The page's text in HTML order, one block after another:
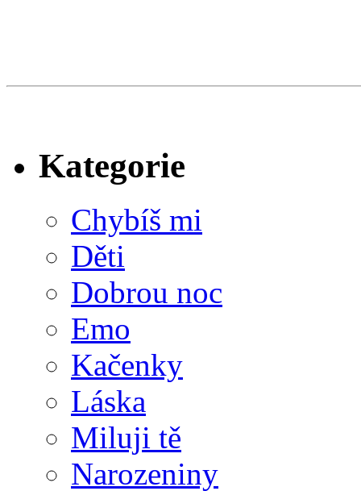
Kategorie
Chybíš mi
Děti
Dobrou noc
Emo
Kačenky
Láska
Miluji tě
Narozeniny